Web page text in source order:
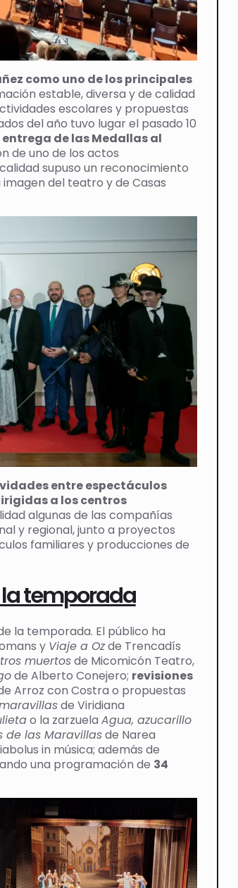
como uno de los principales
estable, diversa y de calidad
escolares y propuestas
del año tuvo lugar el pasado 10
de las Medallas al
de uno de los actos
supuso un reconocimiento
del teatro y de Casas
entre espectáculos
a los centros
algunas de las compañías
y regional, junto a proyectos
familiares y producciones de
temporada
la temporada. El público ha
y Viaje a Ozde Trencadís
muertosde Micomicón Teatro,
de Alberto Conejero; revisiones
Arroz con Costra o propuestas
de Viridiana
o la zarzuela Agua, azucarillo
de las Maravillasde Narea
in música; además de
una programación de 34